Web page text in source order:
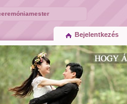
Bejelentkezés